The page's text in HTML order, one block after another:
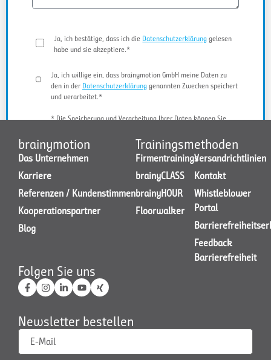
Ja, ich bestätige, dass ich die Datenschutzerklärung gelesen
habe und sie akzeptiere.*
Ja, ich willige ein, dass brainymotion GmbH meine Daten zu
den in der Datenschutzerklärung genannten Zwecken speichert
und verarbeitet.*
* Die Speicherung und Verarbeitung Ihrer Daten können Sie
JETZT KONTAKT AUFNEHMEN
brainymotion
Das Unternehmen
Karriere
Referenzen / Kundenstimmen
Kooperationspartner
Blog
Trainingsmethoden
Firmentrainings
brainyCLASS
brainyHOUR
Floorwalker
Versandrichtlinien
Kontakt
Whistleblower
Portal
Feedback
Barrierefreiheit
Folgen Sie uns
Newsletter bestellen
E-Mail